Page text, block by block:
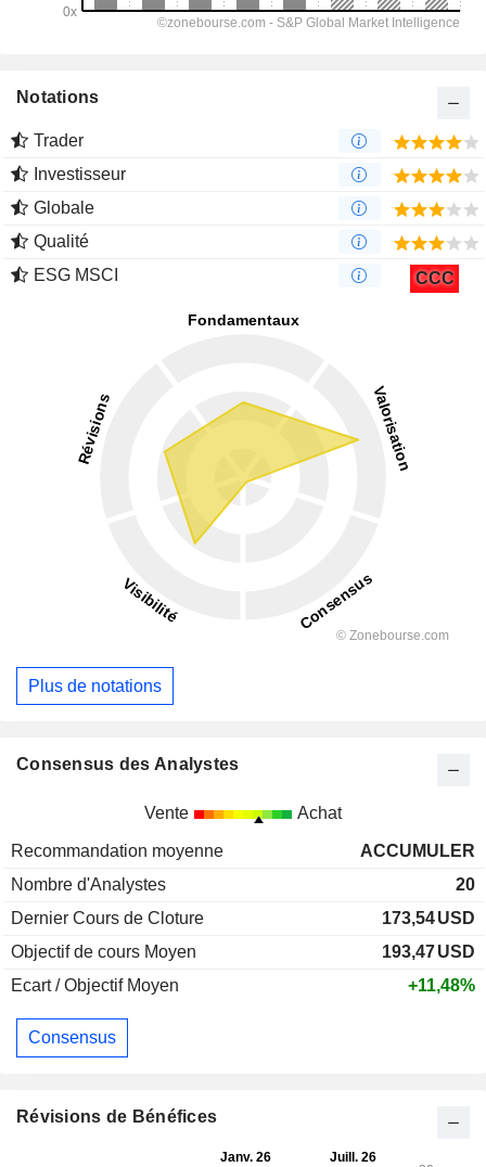
Notations
Trader
Investisseur
Globale
Qualité
ESG MSCI
CCC
Plus de notations
Consensus des Analystes
Vente Achat
Recommandation moyenne
ACCUMULER
Nombre d'Analystes
20
Dernier Cours de Cloture
173,54USD
Objectif de cours Moyen
193,47USD
Ecart / Objectif Moyen
+11,48%
Consensus
Révisions de Bénéfices